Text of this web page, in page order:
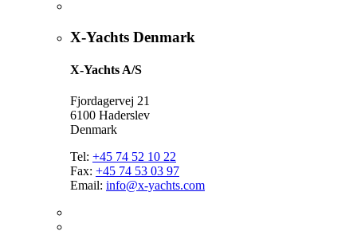
X-Yachts Denmark
X-Yachts A/S
Fjordagervej 21
6100 Haderslev
Denmark
Tel: +45 74 52 10 22
Fax: +45 74 53 03 97
Email: info@x-yachts.com